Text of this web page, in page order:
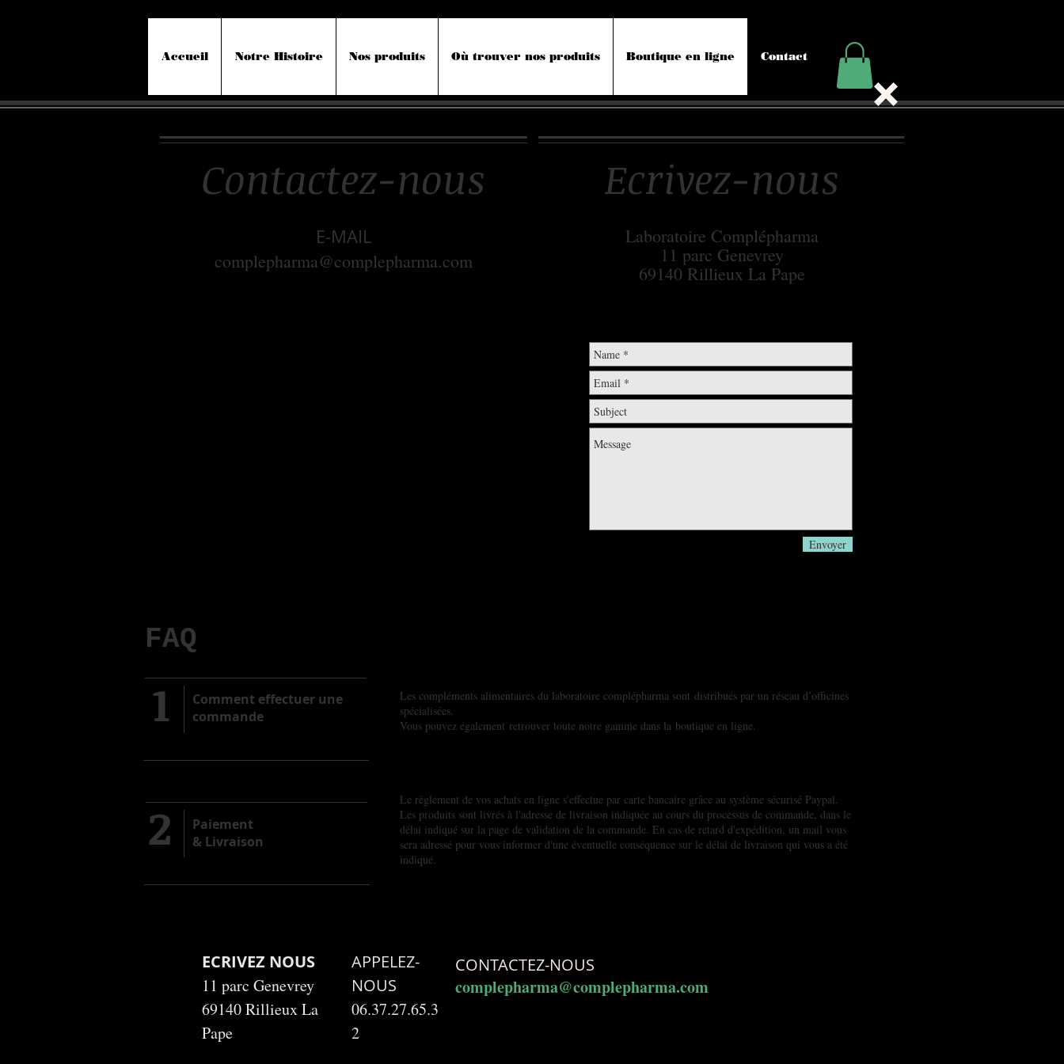
Accueil Notre Histoire Nos produits Où trouver nos produits Boutique en ligne Contact
Contactez-nous
​E-MAIL
complepharma@complepharma.com
​Ecrivez-nous
Laboratoire Complépharma
11 parc Genevrey
69140 Rillieux La Pape
Envoyer
FAQ
1
​Comment effectuer une
commande
Les compléments alimentaires du laboratoire complépharma sont distribués par un réseau d’officines
spécialisées.
Vous pouvez également retrouver toute notre gamme dans la boutique en ligne.
2
Paiement
& Livraison
Le règlement de vos achats en ligne s'effectue par carte bancaire grâce au système sécurisé Paypal.
Les produits sont livrés à l'adresse de livraison indiquée au cours du processus de commande, dans le
délai indiqué sur la page de validation de la commande. En cas de retard d'expédition, un mail vous
sera adressé pour vous informer d'une éventuelle conséquence sur le délai de livraison qui vous a été
indiqué.
ECRIVEZ NOUS
11 parc Genevrey
69140 Rillieux La
Pape
APPELEZ-
NOUS
06.37.27.65.3
2
CONTACTEZ-NOUS
complepharma@complepharma.com